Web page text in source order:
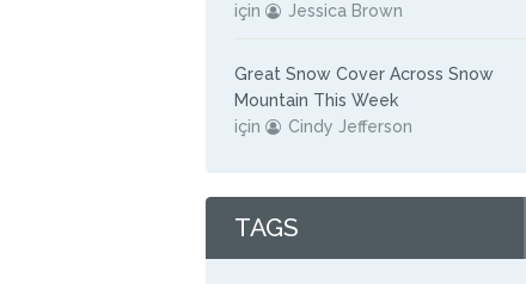
için
Jessica Brown
Great Snow Cover Across Snow
Mountain This Week
için
Cindy Jefferson
TAGS